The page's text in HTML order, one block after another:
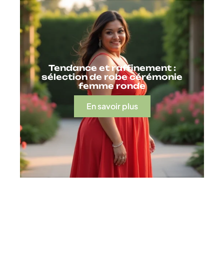
Tendance et raffinement :
sélection de robe cérémonie
femme ronde
En savoir plus